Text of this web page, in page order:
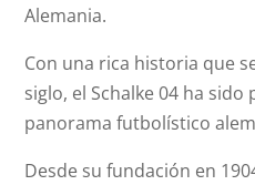
Alemania.
Con una rica historia que
siglo, el Schalke 04 ha
panorama futbolístico
Desde su fundación en